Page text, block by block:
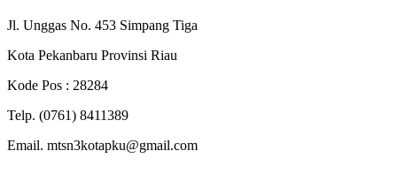
Jl. Unggas No. 453 Simpang Tiga
Kota Pekanbaru Provinsi Riau
Kode Pos : 28284
Telp. (0761) 8411389
Email. mtsn3kotapku@gmail.com